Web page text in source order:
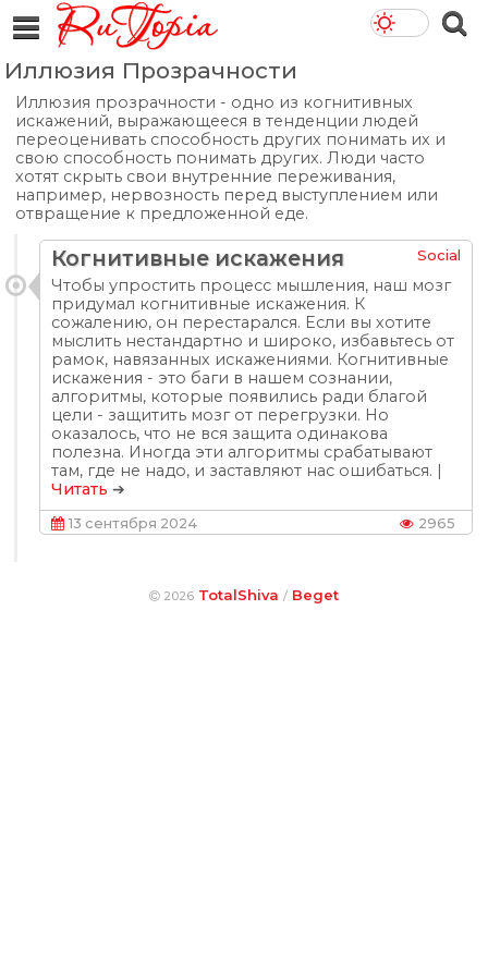
Иллюзия Прозрачности
Иллюзия прозрачности - одно из когнитивных
искажений, выражающееся в тенденции людей
переоценивать способность других понимать их и
свою способность понимать других. Люди часто
хотят скрыть свои внутренние переживания,
например, нервозность перед выступлением или
отвращение к предложенной еде.
Social
Когнитивные искажения
Чтобы упростить процесс мышления, наш мозг
придумал когнитивные искажения. К
сожалению, он перестарался. Если вы хотите
мыслить нестандартно и широко, избавьтесь от
рамок, навязанных искажениями. Когнитивные
искажения - это баги в нашем сознании,
алгоритмы, которые появились ради благой
цели - защитить мозг от перегрузки. Но
оказалось, что не вся защита одинакова
полезна. Иногда эти алгоритмы срабатывают
там, где не надо, и заставляют нас ошибаться. |
Читать ➔
13 сентября 2024 2965
2026 TotalShiva / Beget